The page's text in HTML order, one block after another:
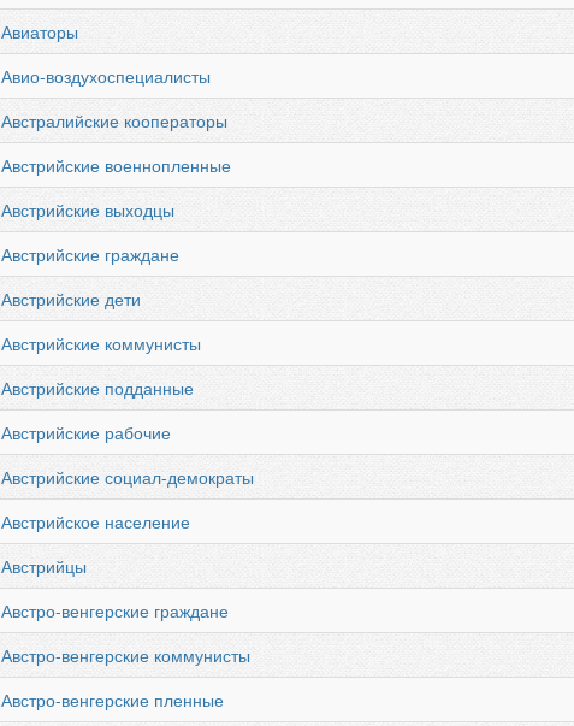
Авиаторы
Авио-воздухоспециалисты
Австралийские кооператоры
Австрийские военнопленные
Австрийские выходцы
Австрийские граждане
Австрийские дети
Австрийские коммунисты
Австрийские подданные
Австрийские рабочие
Австрийские социал-демократы
Австрийское население
Австрийцы
Австро-венгерские граждане
Австро-венгерские коммунисты
Австро-венгерские пленные